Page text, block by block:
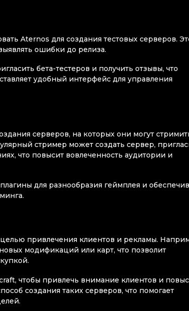
Aternos для создания тестовых серверов.
ошибки до релиза.
бета-тестеров и получить отзывы, что
удобный интерфейс для управления
серверов, на которых они могут
стример может создать сервер,
что повысит вовлеченность аудитории и
для разнообразия геймплея и
привлечения клиентов и рекламы.
модификаций или карт, что позволит
чтобы привлечь внимание клиентов и
создания таких серверов, что помогает